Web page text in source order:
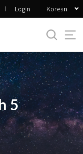
Login Korean
5